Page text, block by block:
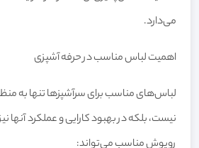
می‌دارد.
اهمیت لباس مناسب در حرفه آشپزی
لباس‌های مناسب برای سرآشپزها تنها به
نیست، بلکه در بهبود کارایی و عملکرد آنها
روپوش مناسب می‌تواند: